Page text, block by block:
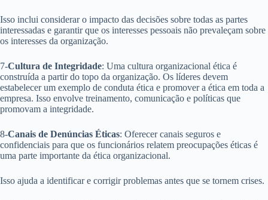
Isso inclui considerar o impacto das decisões sobre todas as partes
interessadas e garantir que os interesses pessoais não prevaleçam sobre
os interesses da organização.
7-Cultura de Integridade: Uma cultura organizacional ética é
construída a partir do topo da organização. Os líderes devem
estabelecer um exemplo de conduta ética e promover a ética em toda a
empresa. Isso envolve treinamento, comunicação e políticas que
promovam a integridade.
8-Canais de Denúncias Éticas: Oferecer canais seguros e
confidenciais para que os funcionários relatem preocupações éticas é
uma parte importante da ética organizacional.
Isso ajuda a identificar e corrigir problemas antes que se tornem crises.